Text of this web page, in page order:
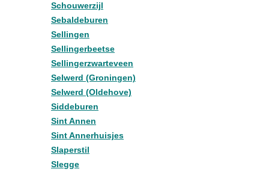
Schouwerzijl
Sebaldeburen
Sellingen
Sellingerbeetse
Sellingerzwarteveen
Selwerd (Groningen)
Selwerd (Oldehove)
Siddeburen
Sint Annen
Sint Annerhuisjes
Slaperstil
Slegge